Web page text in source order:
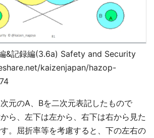
&記録編(3.6a) Safety and Security
kaizenjapan/hazop-
元のA、Bを二次元表記したもので
ら、左下は左から、右下は右から見た
。屈折率等を考慮すると、下の左右の